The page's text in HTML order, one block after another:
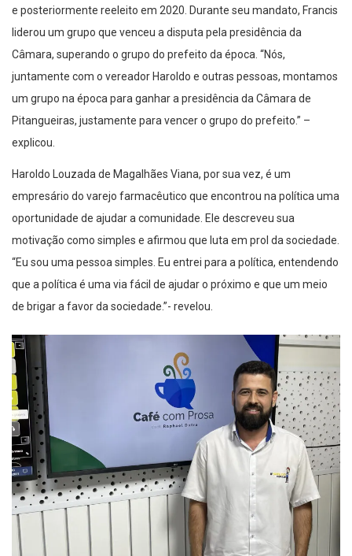
liderou um grupo que venceu a disputa pela presidência da
Câmara, superando o grupo do prefeito da época. “Nós,
juntamente com o vereador Haroldo e outras pessoas, montamos
um grupo na época para ganhar a presidência da Câmara de
Pitangueiras, justamente para vencer o grupo do prefeito.” –
explicou.
empresário do varejo farmacêutico que encontrou na política uma
oportunidade de ajudar a comunidade. Ele descreveu sua
motivação como simples e afirmou que luta em prol da sociedade.
“Eu sou uma pessoa simples. Eu entrei para a política, entendendo
que a política é uma via fácil de ajudar o próximo e que um meio
de brigar a favor da sociedade.”- revelou.